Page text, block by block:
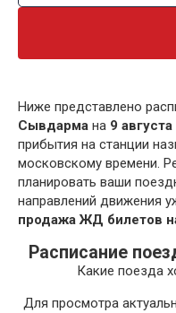
Ниже представлено
Сывдарма на 9
прибытия на станции
московскому времени.
планировать ваши
направлений движения
продажа ЖД билетов
Расписание
Какие поезда
Для просмотра